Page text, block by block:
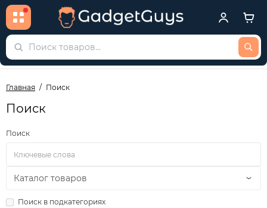
Главная Поиск
Поиск
Поиск
Поиск в подкатегориях